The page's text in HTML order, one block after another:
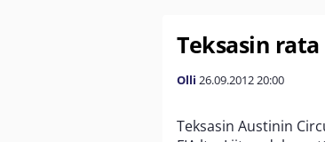
Teksasin
Olli 26.09.201220:00
Teksasin Austinin